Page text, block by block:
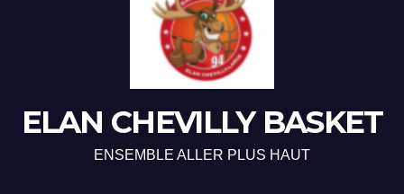
ELAN CHEVILLY BASKET
ENSEMBLE ALLER PLUS HAUT